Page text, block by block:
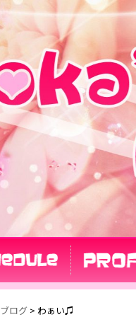
ブログ > わぁい♫